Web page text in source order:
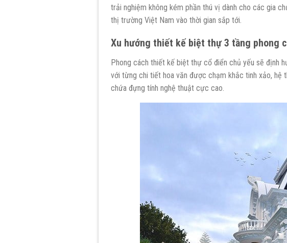
trải nghiệm không kém phần thú vị dành cho các gia
thị trường Việt Nam vào thời gian sắp tới.
Xu hướng thiết kếbiệt thự3 tầng phong
Phong cách thiết kế biệt thự cổ điển chủ yếu sẽ định
với từng chi tiết hoa văn được chạm khắc tinh xảo, hệ
chứa đựng tính nghệ thuật cực cao.